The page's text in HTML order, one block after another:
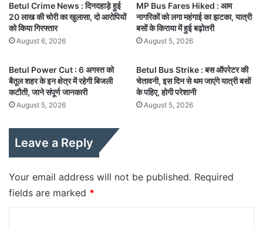
Betul Crime News : दिनदहाड़े हुई
20 लाख की चोरी का खुलासा, दो आरोपियों
को किया गिरफ्तार
August 6, 2026
MP Bus Fares Hiked : आम
नागरिकों को लगा महंगाई का झटका, यात्री
बसों के किराया में हुई बढ़ोतरी
August 5, 2026
Betul Power Cut : 6 अगस्त को
बैतूल शहर के इन क्षेत्र में रहेगी बिजली
कटौती, जाने संपूर्ण जानकारी
August 5, 2026
Betul Bus Strike : बस ऑपरेटर की
चेतावनी, इस दिन से थम जाएंगे यात्री बसों
के पहिए, होगी परेशानी
August 5, 2026
Leave a Reply
Your email address will not be published. Required
fields are marked *